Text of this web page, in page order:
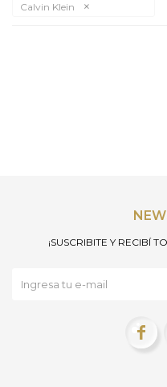
Calvin Klein
¡SUSCRIBITE Y RECIBÍ
